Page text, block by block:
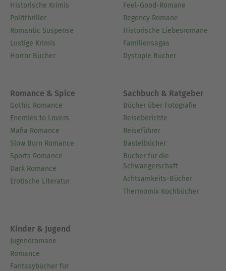
Historische Krimis
Politthriller
Romantic Suspense
Lustige Krimis
Horror Bücher
Feel-Good-Romane
Regency Romane
Historische Liebesromane
Familiensagas
Dystopie Bücher
Romance & Spice
Gothic Romance
Enemies to Lovers
Mafia Romance
Slow Burn Romance
Sports Romance
Dark Romance
Erotische Literatur
Sachbuch & Ratgeber
Bücher über Fotografie
Reiseberichte
Reiseführer
Bastelbücher
Bücher für die
Schwangerschaft
Achtsamkeits-Bücher
Thermomix Kochbücher
Kinder & Jugend
Jugendromane
Romance
Fantasybücher für